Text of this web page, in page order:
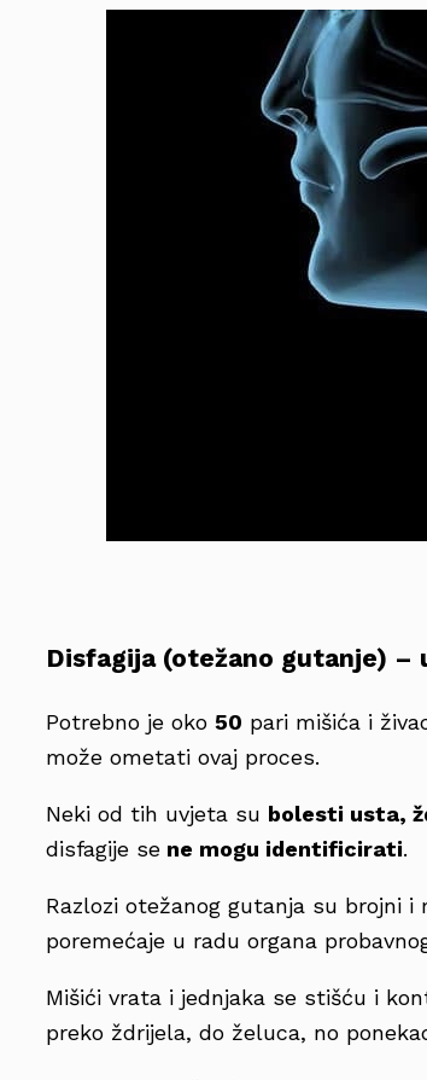
Disfagija (otežano gutanje) –
Potrebno je oko 50 pari mišića i
može ometati ovaj proces.
Neki od tih uvjeta su bolesti usta,
disfagije se ne mogu identificirati.
Razlozi otežanog gutanja su brojni
poremećaje u radu organa
Mišići vrata i jednjaka se stišću i
preko ždrijela, do želuca, no